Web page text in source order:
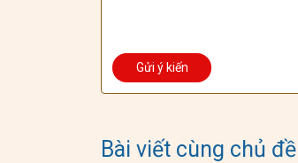
Bài viết cùng chủ đề